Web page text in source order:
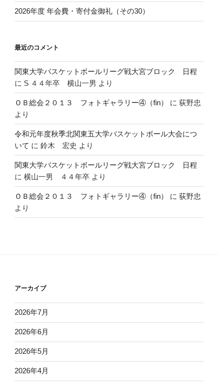
2026年度 年会費・寄付金御礼（その30）
最近のコメント
関東大学バスケットボールリーグ戦大宮ブロック 日程
に S ４４年卒 横山一男 より
ＯＢ総会２０１３ フォトギャラリー④（fin） に 荻野忠
より
令和元年度秋季北関東五大学バスケットボール大会につ
いて に 鈴木 宏史 より
関東大学バスケットボールリーグ戦大宮ブロック 日程
に 横山一男 ４４年卒 より
ＯＢ総会２０１３ フォトギャラリー④（fin） に 荻野忠
より
アーカイブ
2026年7月
2026年6月
2026年5月
2026年4月